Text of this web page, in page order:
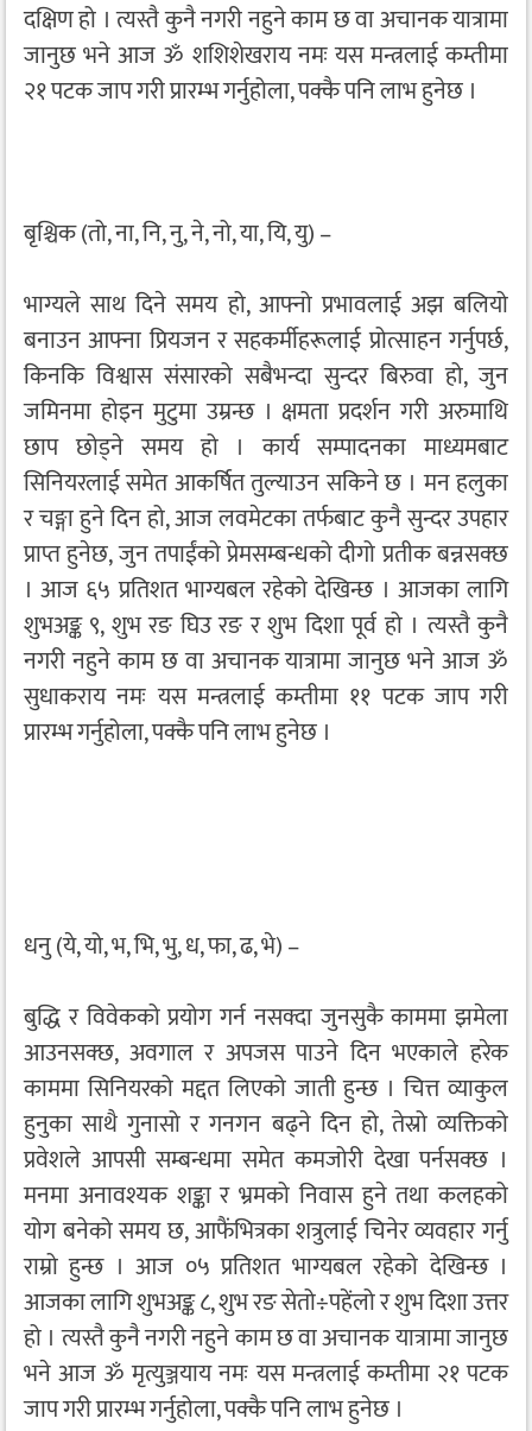
दक्षिण हो । त्यस्तै कुनै नगरी नहुने काम छ वा अचानक यात्रामा
जानुछ भने आज ॐ शशिशेखराय नमः यस मन्त्रलाई कम्तीमा
२१ पटक जाप गरी प्रारम्भ गर्नुहोला, पक्कै पनि लाभ हुनेछ ।
बृश्चिक (तो, ना, नि, नु, ने, नो, या, यि, यु) –
भाग्यले साथ दिने समय हो, आफ्नो प्रभावलाई अझ बलियो
बनाउन आफ्ना प्रियजन र सहकर्मीहरूलाई प्रोत्साहन गर्नुपर्छ,
किनकि विश्वास संसारको सबैभन्दा सुन्दर बिरुवा हो, जुन
जमिनमा होइन मुटुमा उम्रन्छ । क्षमता प्रदर्शन गरी अरुमाथि
छाप छोड्ने समय हो । कार्य सम्पादनका माध्यमबाट
सिनियरलाई समेत आकर्षित तुल्याउन सकिने छ । मन हलुका
र चङ्गा हुने दिन हो, आज लवमेटका तर्फबाट कुनै सुन्दर उपहार
प्राप्त हुनेछ, जुन तपाईंको प्रेमसम्बन्धको दीगो प्रतीक बन्नसक्छ
। आज ६५ प्रतिशत भाग्यबल रहेको देखिन्छ । आजका लागि
शुभअङ्क ९, शुभ रङ घिउ रङ र शुभ दिशा पूर्व हो । त्यस्तै कुनै
नगरी नहुने काम छ वा अचानक यात्रामा जानुछ भने आज ॐ
सुधाकराय नमः यस मन्त्रलाई कम्तीमा ११ पटक जाप गरी
प्रारम्भ गर्नुहोला, पक्कै पनि लाभ हुनेछ ।
धनु (ये, यो, भ, भि, भु, ध, फा, ढ, भे) –
बुद्धि र विवेकको प्रयोग गर्न नसक्दा जुनसुकै काममा झमेला
आउनसक्छ, अवगाल र अपजस पाउने दिन भएकाले हरेक
काममा सिनियरको मद्दत लिएको जाती हुन्छ । चित्त व्याकुल
हुनुका साथै गुनासो र गनगन बढ्ने दिन हो, तेस्रो व्यक्तिको
प्रवेशले आपसी सम्बन्धमा समेत कमजोरी देखा पर्नसक्छ ।
मनमा अनावश्यक शङ्का र भ्रमको निवास हुने तथा कलहको
योग बनेको समय छ, आफैंभित्रका शत्रुलाई चिनेर व्यवहार गर्नु
राम्रो हुन्छ । आज ०५ प्रतिशत भाग्यबल रहेको देखिन्छ ।
आजका लागि शुभअङ्क ८, शुभ रङ सेतो÷पहेंलो र शुभ दिशा उत्तर
हो । त्यस्तै कुनै नगरी नहुने काम छ वा अचानक यात्रामा जानुछ
भने आज ॐ मृत्युञ्जयाय नमः यस मन्त्रलाई कम्तीमा २१ पटक
जाप गरी प्रारम्भ गर्नुहोला, पक्कै पनि लाभ हुनेछ ।